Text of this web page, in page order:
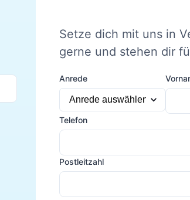
Setze dich mit uns in
gerne und stehen dir
Anrede
Telefon
Postleitzahl